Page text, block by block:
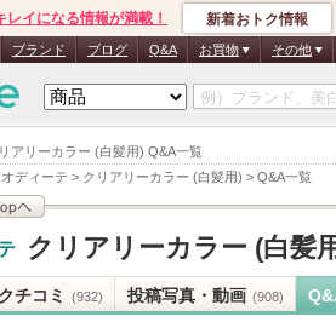
アリーカラー (白髪用) Q&A一覧
ディーテ > クリアリーカラー (白髪用) > Q&A一覧
レイになる情報が満載！ 新着おトク情報
ブランド ブログ Q&A お買物 その他
クリアリーカラー (白髪
クチコミ (932) 投稿写真・動画 (908)